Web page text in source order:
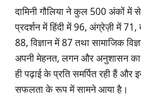
दामिनी गौलिया ने कुल 500 अंकों में
प्रदर्शन में हिंदी में 96, अंग्रेज़ी में
88, विज्ञान में 87 तथा सामाजिक
अपनी मेहनत, लगन और अनुशासन का
ही पढ़ाई के प्रति समर्पित रही हैं और
सफलता के रूप में सामने आया है।